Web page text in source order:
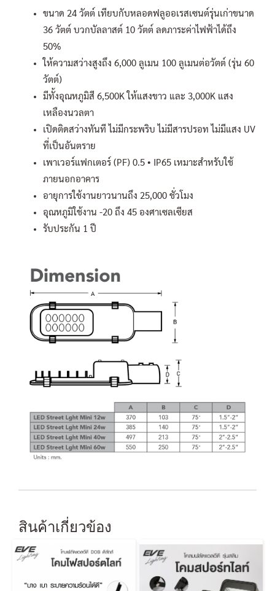
ขนาด 24 วัตต์ เทียบกับหลอดฟลูออเรสเซนต์รุ่นเก่าขนาด
36 วัตต์ บวกบัลลาสต์ 10 วัตต์ ลดภาระค่าไฟฟ้าได้ถึง
50%
ให้ความสว่างสูงถึง 6,000 ลูเมน 100 ลูเมนต่อวัตต์ (รุ่น 60
วัตต์)
มีทั้งอุณหภูมิสี 6,500K ให้แสงขาว และ 3,000K แสง
เหลืองนวลตา
เปิดติดสว่างทันที ไม่มีกระพริบ ไม่มีสารปรอท ไม่มีแสง UV
ที่เป็นอันตราย
เพาเวอร์แฟกเตอร์ (PF) 0.5 • IP65 เหมาะสำหรับใช้
ภายนอกอาคาร
อายุการใช้งานยาวนานถึง 25,000 ชั่วโมง
อุณหภูมิใช้งาน -20 ถึง 45 องศาเซลเซียส
รับประกัน 1 ปี
สินค้าเกี่ยวข้อง